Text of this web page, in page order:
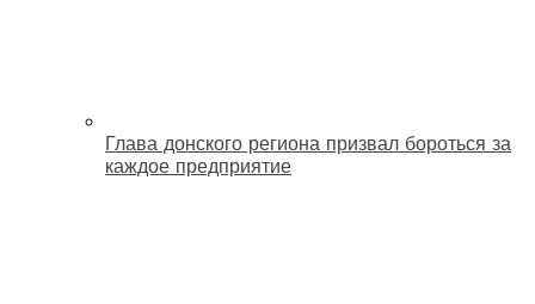
Глава донского региона призвал бороться за
каждое предприятие